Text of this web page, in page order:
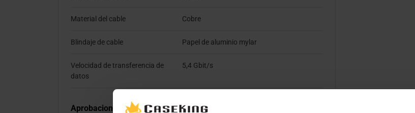
Material del cable Cobre
Blindaje de cable Papel de aluminio mylar
Velocidad de transferencia de
datos
5,4 Gbit/s
Aprobaciones reguladoras